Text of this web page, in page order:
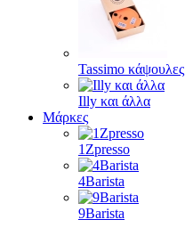
Tassimo κάψουλες
Illy και άλλα
Μάρκες
1Zpresso
4Barista
9Barista